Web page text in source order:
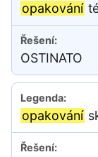
opakování
OSTINATO
opakování